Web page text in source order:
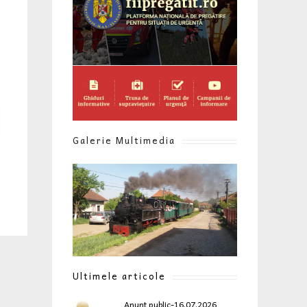
Galerie Multimedia
Ultimele articole